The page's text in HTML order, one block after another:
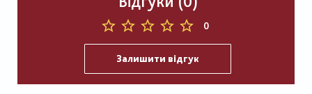
0
Залишити відгук